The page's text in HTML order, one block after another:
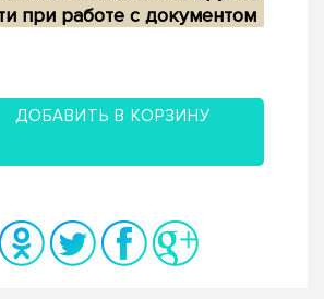
при работе с документом
ДОБАВИТЬ В КОРЗИНУ